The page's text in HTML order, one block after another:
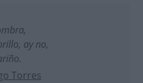
ay no,
Torres